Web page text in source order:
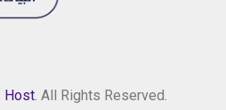
Host. All Rights Reserved.